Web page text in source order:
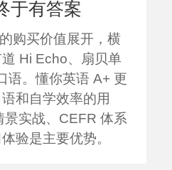
于有答案
购买价值展开，横
Hi Echo、扇贝单
语。懂你英语 A+ 更
和自学效率的用
景实战、CEFR 体系
验是主要优势。